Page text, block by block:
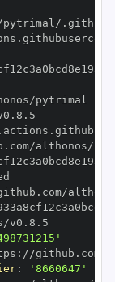
:
:
'8660647'